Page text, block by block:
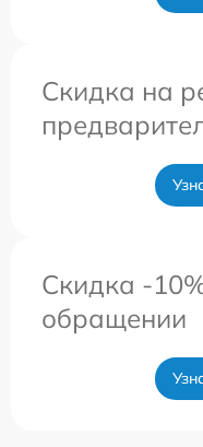
Скидка на
Скидка -
обращении